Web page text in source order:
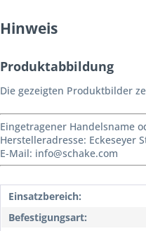
Hinweis
Produktabbildung
Die gezeigten Produktbilder
Eingetragener Handelsname
Herstelleradresse: Eckeseyer
E-Mail: info@schake.com
Einsatzbereich:
Befestigungsart: